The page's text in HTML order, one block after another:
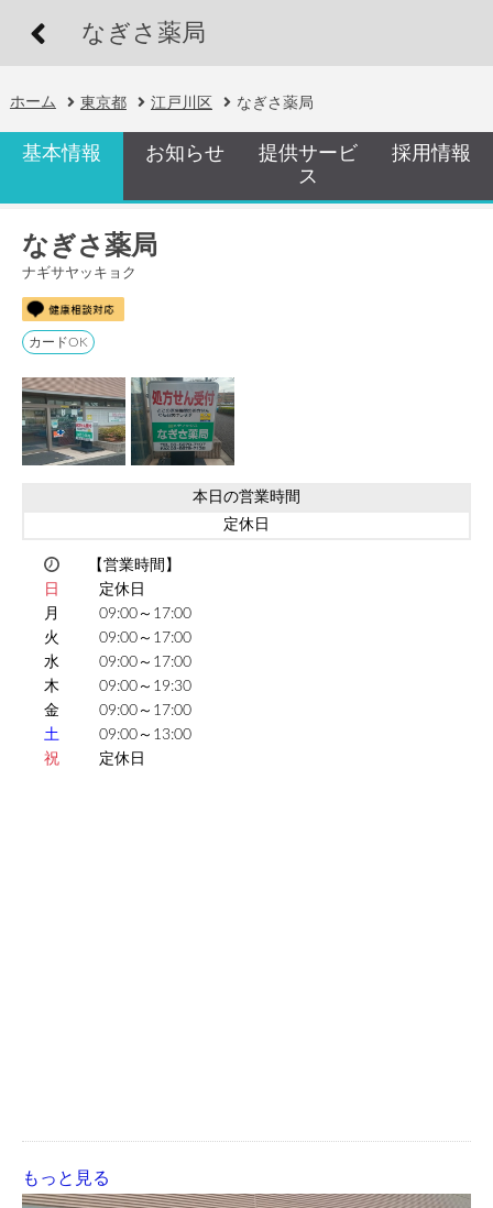
なぎさ薬局
ホーム 東京都 江戸川区 なぎさ薬局
基本情報 お知らせ
提供サービ
ス
採用情報
なぎさ薬局
ナギサヤッキョク
カードOK
本日の営業時間
定休日
【営業時間】
日
定休日
月
09:00～17:00
火
09:00～17:00
水
09:00～17:00
木
09:00～19:30
金
09:00～17:00
土
09:00～13:00
祝
定休日
もっと見る